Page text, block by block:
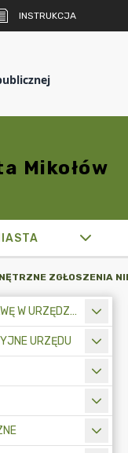
INSTRUKCJA
Mikołów
JAK ZAŁATWIĆ SPRAWĘ W URZĘDZIE MIASTA
URZĘDU